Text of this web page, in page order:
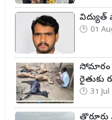
01
సోమారం
రైతుకు
31